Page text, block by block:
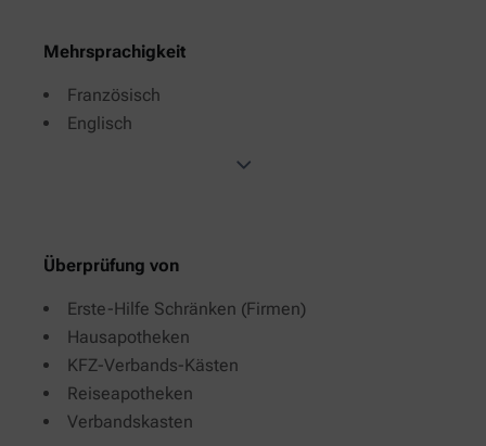
Mehrsprachigkeit
Französisch
Englisch
Überprüfung von
Erste-Hilfe Schränken (Firmen)
Hausapotheken
KFZ-Verbands-Kästen
Reiseapotheken
Verbandskasten